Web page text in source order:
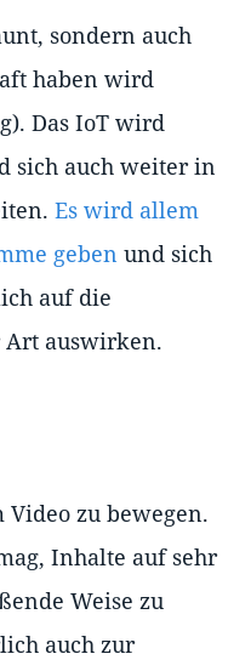
sondern auch
haben wird
Das IoT wird
sich auch weiter in
Es wird allem
geben und sich
auf die
auswirken.
zu bewegen.
Inhalte auf sehr
Weise zu
auch zur